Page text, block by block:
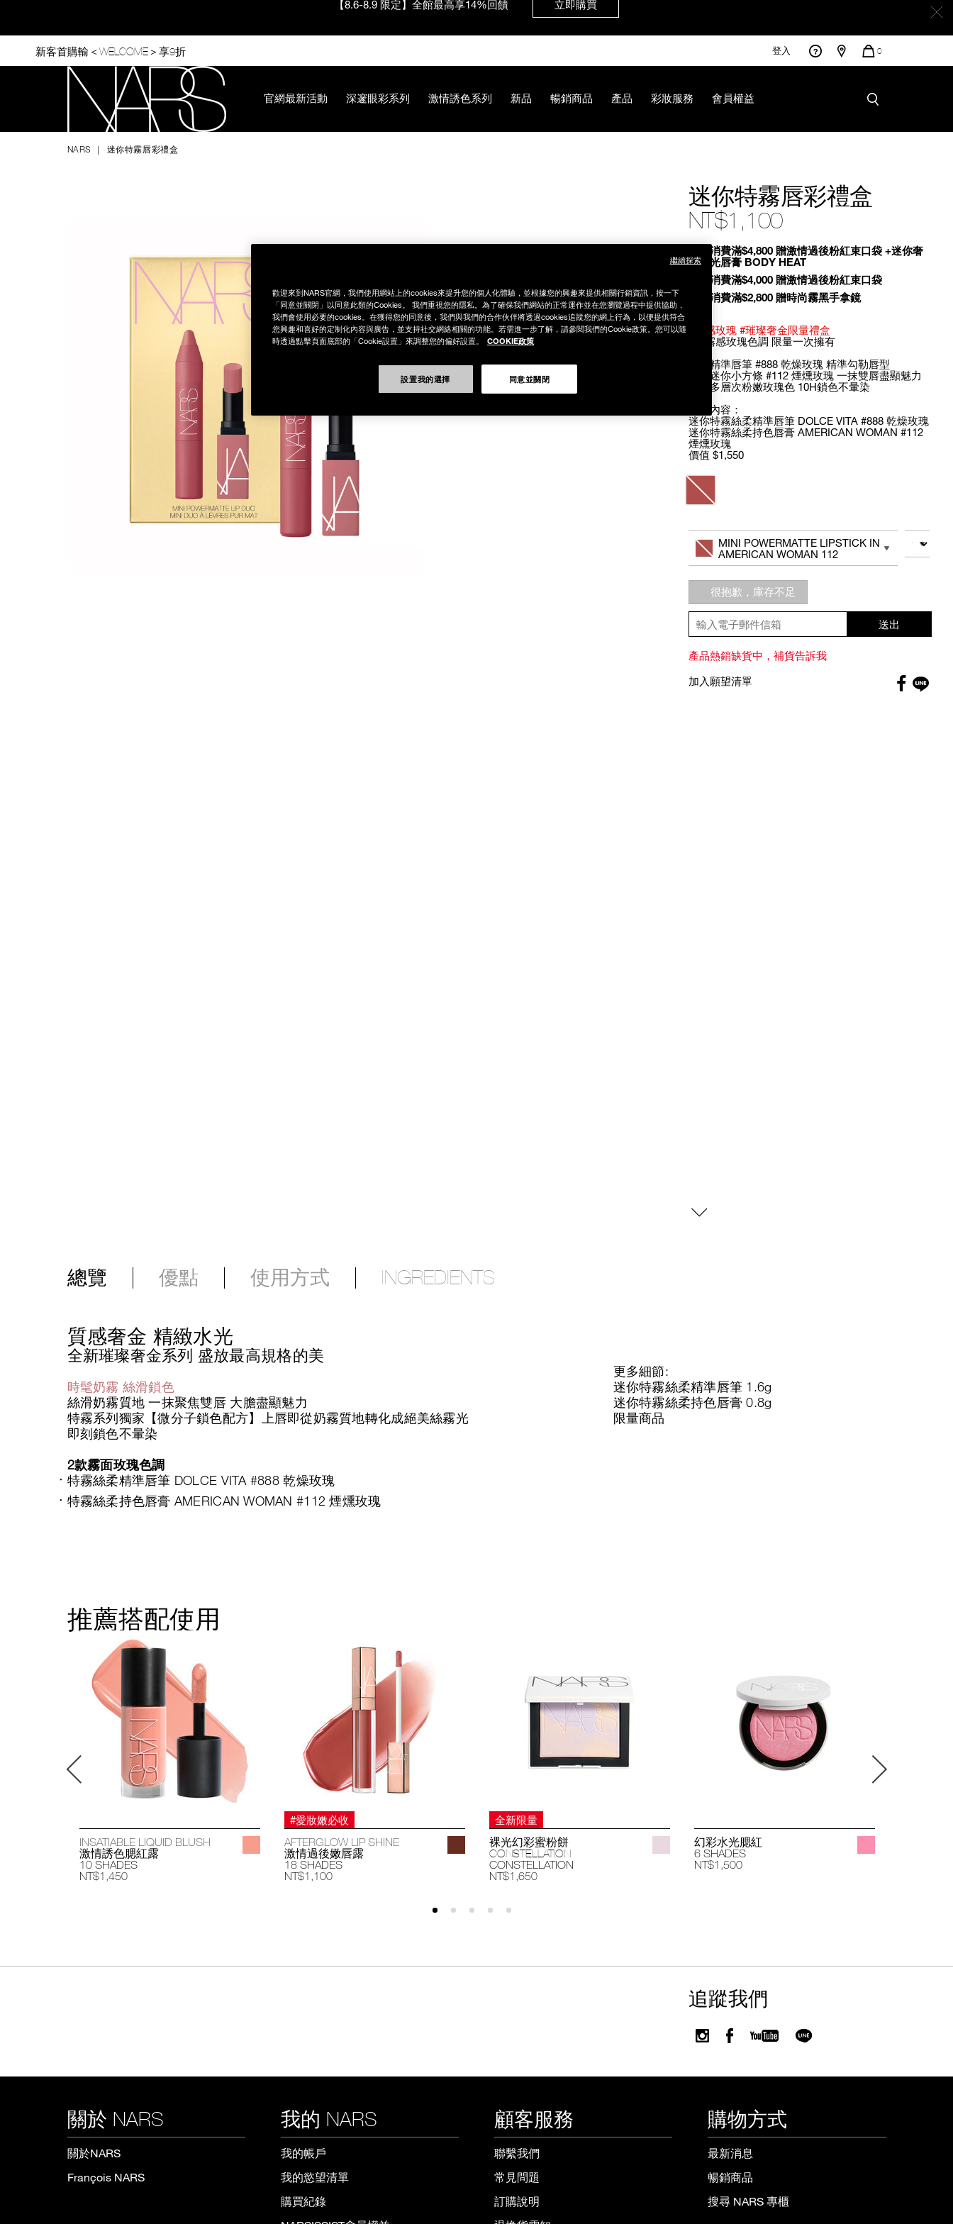
content
【8/3-8/10限定】限時輸碼贈迷你腮紅露 立即購買
新客首購輸＜WELCOME＞享9折 登入
您
0
官網最新活動 深邃眼彩系列 激情誘色系列 新品 暢銷商品 產品 彩妝服務 會員權益
NARS 迷你特霧唇彩禮盒
迷你特霧唇彩禮盒
NT$1,100
Promotions
全館消費滿$4,800 贈激情過後粉紅束口袋 +迷你奢
慾緞光唇膏 BODY HEAT
全館消費滿$4,000 贈激情過後粉紅束口袋
全館消費滿$2,800 贈時尚霧黑手拿鏡
#霧感玫瑰 #璀璨奢金限量禮盒
2款霧感玫瑰色調 限量一次擁有
迷你精準唇筆 #888 乾燥玫瑰 精準勾勒唇型
疊加迷你小方條 #112 煙燻玫瑰 一抹雙唇盡顯魅力
打造多層次粉嫩玫瑰色 10H鎖色不暈染
禮盒內容：
迷你特霧絲柔精準唇筆 DOLCE VITA #888 乾燥玫瑰
迷你特霧絲柔持色唇膏 AMERICAN WOMAN #112
煙燻玫瑰
價值 $1,550
Variations
to
cart
options
Actions
MINI POWERMATTE LIPSTICK IN
AMERICAN WOMAN 112
數量
很抱歉，庫存不足
送出
產品熱銷缺貨中，補貨告訴我
加入願望清單
總覽 優點 使用方式 INGREDIENTS
質感奢金 精緻水光
全新璀璨奢金系列 盛放最高規格的美
時髦奶霧 絲滑鎖色
絲滑奶霧質地 一抹聚焦雙唇 大膽盡顯魅力
特霧系列獨家【微分子鎖色配方】上唇即從奶霧質地轉化成絕美絲霧光
即刻鎖色不暈染
2款霧面玫瑰色調
特霧絲柔精準唇筆 DOLCE VITA #888 乾燥玫瑰
特霧絲柔持色唇膏 AMERICAN WOMAN #112 煙燻玫瑰
更多細節:
迷你特霧絲柔精準唇筆 1.6g
迷你特霧絲柔持色唇膏 0.8g
限量商品
推薦搭配使用
INSATIABLE LIQUID BLUSH
激情誘色腮紅露
10 SHADES
NT$1,450
#愛妝嫩必收
AFTERGLOW LIP SHINE
激情過後嫩唇露
18 SHADES
NT$1,100
全新限量
裸光幻彩蜜粉餅
CONSTELLATION
CONSTELLATION
NT$1,650
幻彩水光腮紅
6 SHADES
NT$1,500
追蹤我們
關於 NARS
關於NARS
François NARS
我的 NARS
我的帳戶
我的慾望清單
購買紀錄
顧客服務
聯繫我們
常見問題
訂購說明
購物方式
最新消息
暢銷商品
搜尋 NARS 專櫃
歡迎來到NARS官網，我們使用網站上的cookies來提升您的個人化體驗，並根據您的興趣來提供相關行銷資訊，按一下
「同意並關閉」以同意此類的Cookies。 我們重視您的隱私。為了確保我們網站的正常運作並在您瀏覽過程中提供協助，
我們會使用必要的cookies。在獲得您的同意後，我們與我們的合作伙伴將透過cookies追蹤您的網上行為，以便提供符合
您興趣和喜好的定制化內容與廣告，並支持社交網絡相關的功能。若需進一步了解，請參閱我們的Cookie政策。您可以隨
時透過點擊頁面底部的「Cookie設置」來調整您的偏好設置。
COOKIE政策
設置我的選擇 同意並關閉
繼續探索